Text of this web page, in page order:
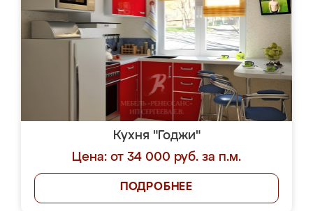
Кухня "Годжи"
Цена: от 34 000 руб. за п.м.
ПОДРОБНЕЕ